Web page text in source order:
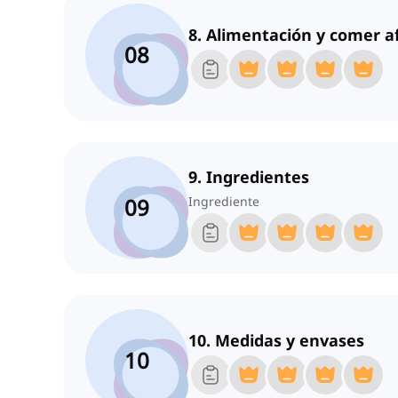
08
8. Alimentación y comer
09
9. Ingredientes
Ingrediente
10
10. Medidas y envases